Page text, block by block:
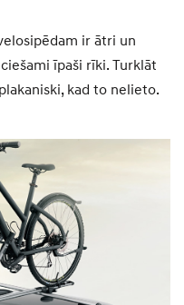
ir ātri un
īpaši rīki. Turklāt
kad to nelieto.